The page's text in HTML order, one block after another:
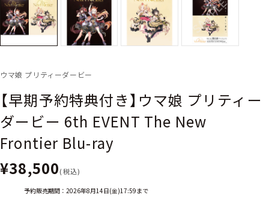
ウマ娘 プリティーダービー
【早期予約特典付き】ウマ娘 プリティー
ダービー 6th EVENT The New
Frontier Blu-ray
¥38,500(税込)
予約販売期間：2026年8月14日(金)17:59まで